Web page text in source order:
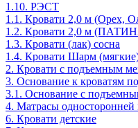
1.10. РЭСТ
1.1. Кровати 2,0 м (Орех,
1.2. Кровати 2,0 м
1.3. Кровати (лак) сосна
1.4. Кровати Шарм
2. Кровати с подъемным
3. Основание к кроватям
3.1. Основание с
4. Матрасы односторонней
6. Кровати детские